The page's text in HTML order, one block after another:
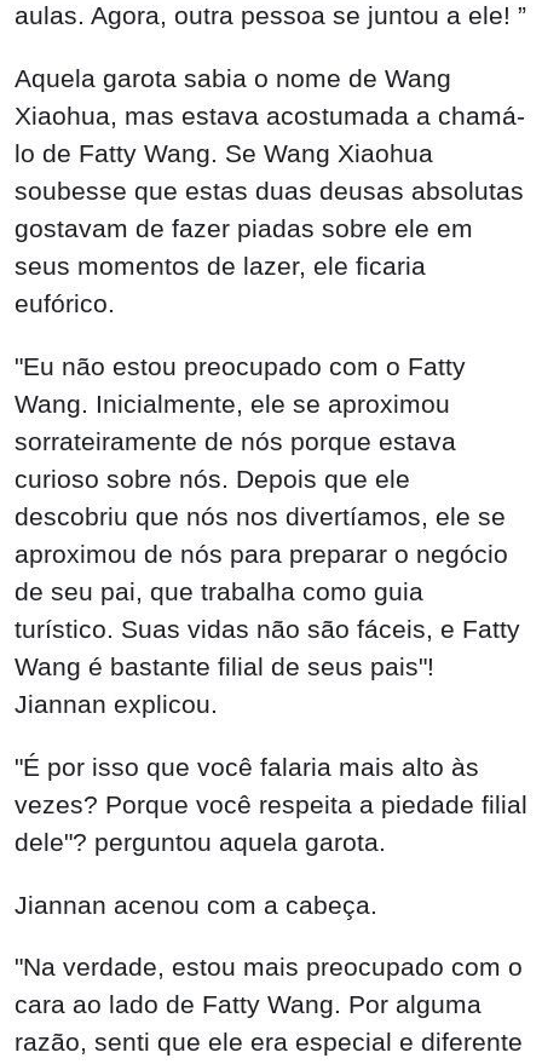
aulas. Agora, outra pessoa se juntou a ele! ”
Aquela garota sabia o nome de Wang
Xiaohua, mas estava acostumada a chamá-
lo de Fatty Wang. Se Wang Xiaohua
soubesse que estas duas deusas absolutas
gostavam de fazer piadas sobre ele em
seus momentos de lazer, ele ficaria
eufórico.
"Eu não estou preocupado com o Fatty
Wang. Inicialmente, ele se aproximou
sorrateiramente de nós porque estava
curioso sobre nós. Depois que ele
descobriu que nós nos divertíamos, ele se
aproximou de nós para preparar o negócio
de seu pai, que trabalha como guia
turístico. Suas vidas não são fáceis, e Fatty
Wang é bastante filial de seus pais"!
Jiannan explicou.
"É por isso que você falaria mais alto às
vezes? Porque você respeita a piedade filial
dele"? perguntou aquela garota.
Jiannan acenou com a cabeça.
"Na verdade, estou mais preocupado com o
cara ao lado de Fatty Wang. Por alguma
razão, senti que ele era especial e diferente